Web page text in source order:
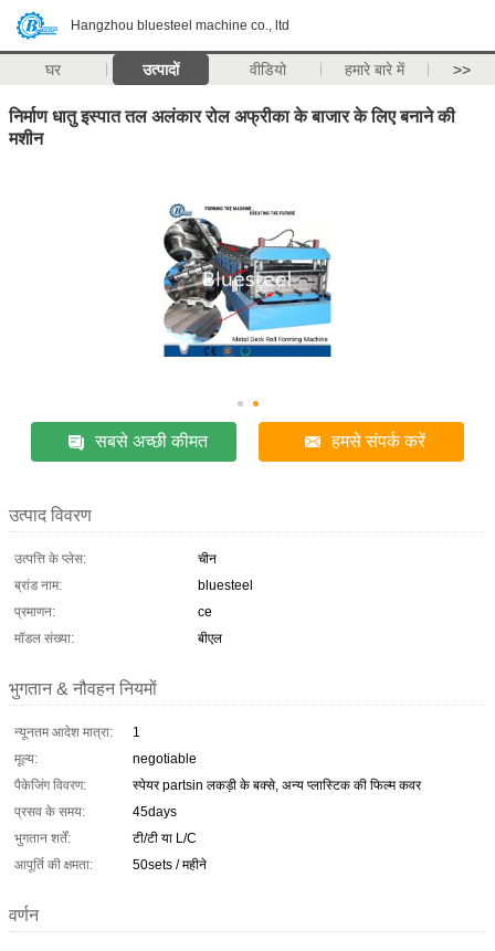
Hangzhou bluesteel machine co., ltd
घर उत्पादों वीडियो हमारे बारे में >>
निर्माण धातु इस्पात तल अलंकार रोल अफ्रीका के बाजार के लिए बनाने की
मशीन
सबसे अच्छी कीमत हमसे संपर्क करें
उत्पाद विवरण
उत्पत्ति के प्लेस:
चीन
ब्रांड नाम:
bluesteel
प्रमाणन:
ce
मॉडल संख्या:
बीएल
भुगतान & नौवहन नियमों
न्यूनतम आदेश मात्रा:
1
मूल्य:
negotiable
पैकेजिंग विवरण:
स्पेयर partsin लकड़ी के बक्से, अन्य प्लास्टिक की फिल्म कवर
प्रसव के समय:
45days
भुगतान शर्तें:
टी/टी या L/C
आपूर्ति की क्षमता:
50sets / महीने
वर्णन